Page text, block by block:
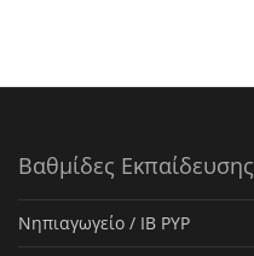
Βαθμίδες Εκπαίδευσης
Νηπιαγωγείο / IB PYP